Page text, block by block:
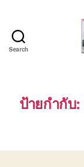
Search
ป้ายกำกับ: